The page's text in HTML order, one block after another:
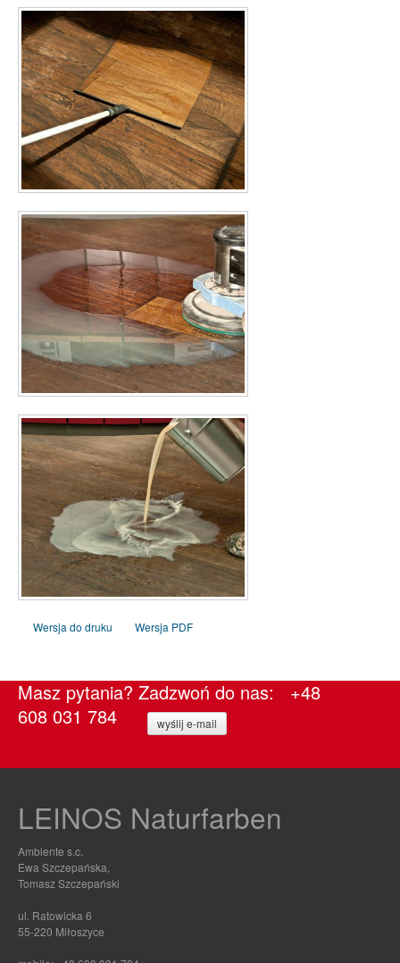
Wersja do druku Wersja PDF
Masz pytania? Zadzwoń do nas: +48
608 031 784
wyślij e-mail
LEINOS Naturfarben
Ambiente s.c.
Ewa Szczepańska,
Tomasz Szczepański
ul. Ratowicka 6
55-220 Miłoszyce